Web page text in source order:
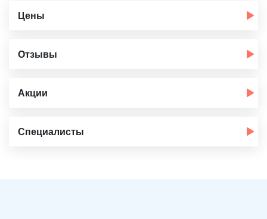
Цены
Отзывы
Акции
Специалисты